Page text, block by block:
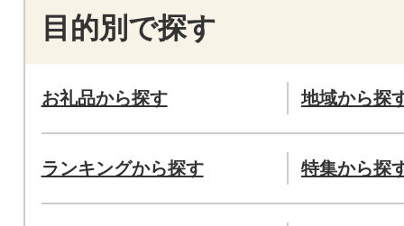
目的別で探す
お礼品から探す 地域から探
ランキングから探す 特集から探